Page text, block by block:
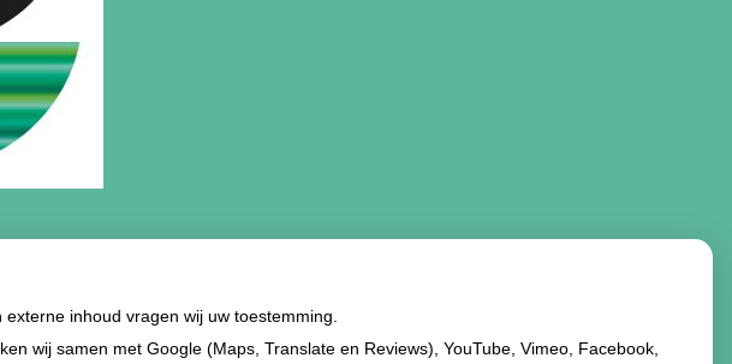
inhoud vragen wij uw toestemming.
wij samen met Google (Maps, Translate en Reviews), YouTube, Vimeo, Facebook,